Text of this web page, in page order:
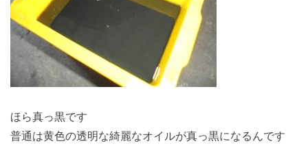
ほら真っ黒です
普通は黄色の透明な綺麗なオイルが真っ黒になるんです